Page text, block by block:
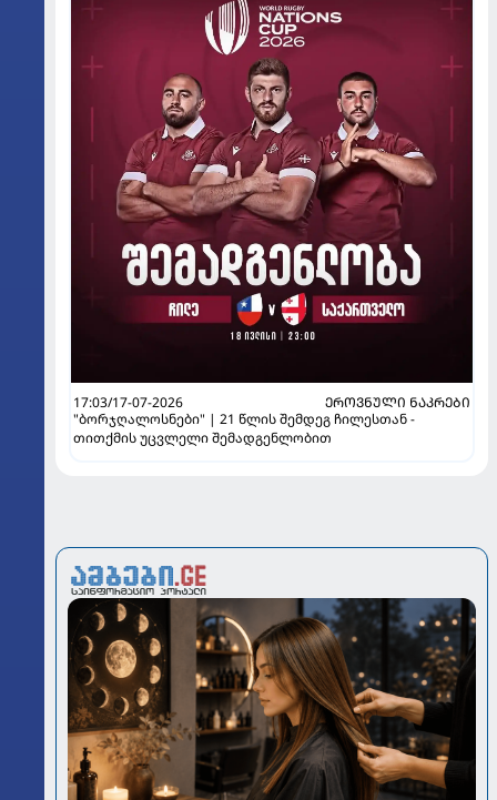
17:03/17-07-2026
ᲔᲠᲝᲕᲜᲣᲚᲘ ᲜᲐᲙᲠᲔᲑᲘ
"ბორჯღალოსნები" | 21 წლის შემდეგ ჩილესთან -
თითქმის უცვლელი შემადგენლობით